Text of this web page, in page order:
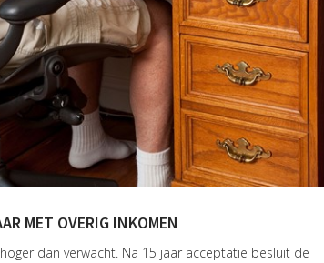
MET OVERIG INKOMEN
dan verwacht. Na 15 jaar acceptatie besluit de